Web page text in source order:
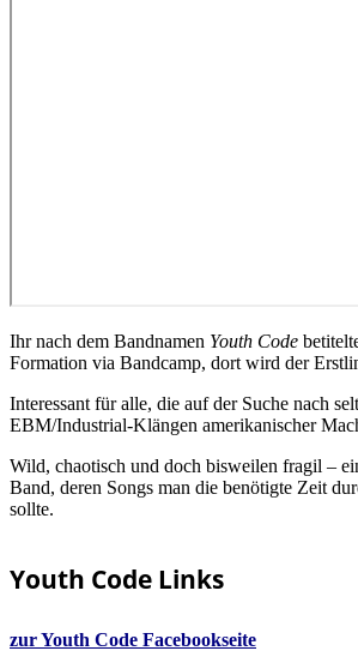
Ihr nach dem Bandnamen Youth Code
Formation via Bandcamp, dort wird der
Interessant für alle, die auf der Suche nach
EBM/Industrial-Klängen amerikanischer
Wild, chaotisch und doch bisweilen fragil –
Band, deren Songs man die benötigte Zeit
sollte.
Youth Code Links
zur Youth Code Facebookseite